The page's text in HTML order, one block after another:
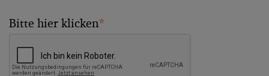
Bitte hier klicken*